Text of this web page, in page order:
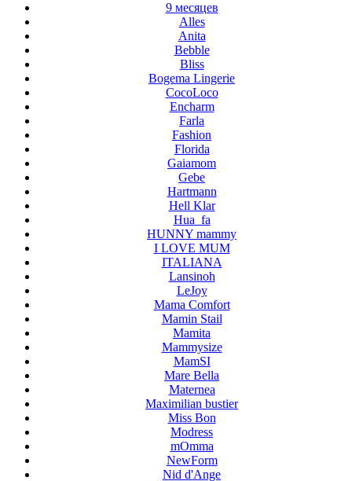
9 месяцев
Alles
Anita
Bebble
Bliss
Bogema Lingerie
CocoLoco
Encharm
Farla
Fashion
Florida
Gaiamom
Gebe
Hartmann
Hell Klar
Hua_fa
HUNNY mammy
I LOVE MUM
ITALIANA
Lansinoh
LeJoy
Mama Comfort
Mamin Stail
Mamita
Mammysize
MamSI
Mare Bella
Maternea
Maximilian bustier
Miss Bon
Modress
mOmma
NewForm
Nid d'Ange